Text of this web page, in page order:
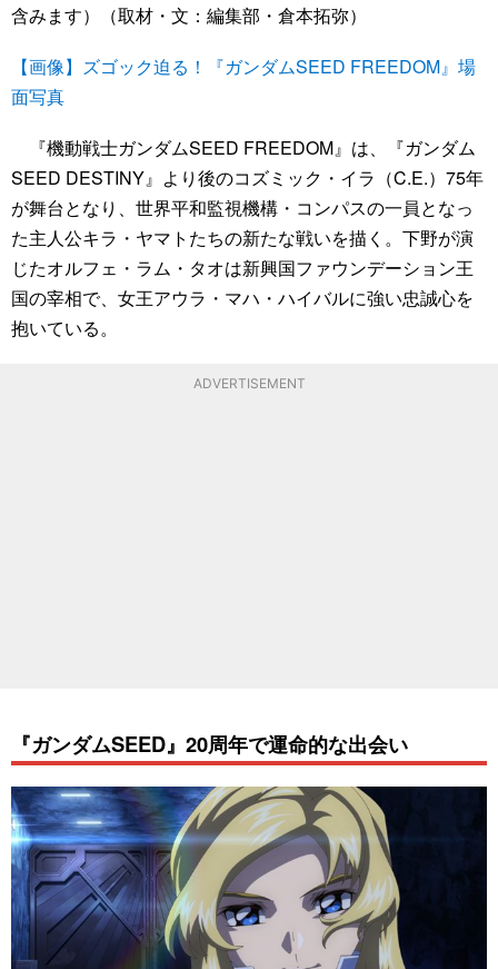
含みます）（取材・文：編集部・倉本拓弥）
【画像】ズゴック迫る！『ガンダムSEED FREEDOM』場
面写真
『機動戦士ガンダムSEED FREEDOM』は、『ガンダム
SEED DESTINY』より後のコズミック・イラ（C.E.）75年
が舞台となり、世界平和監視機構・コンパスの一員となっ
た主人公キラ・ヤマトたちの新たな戦いを描く。下野が演
じたオルフェ・ラム・タオは新興国ファウンデーション王
国の宰相で、女王アウラ・マハ・ハイバルに強い忠誠心を
抱いている。
ADVERTISEMENT
『ガンダムSEED』20周年で運命的な出会い